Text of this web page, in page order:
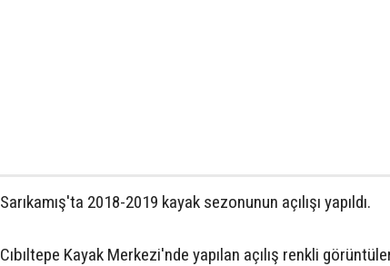
Sarıkamış'ta 2018-2019 kayak sezonunun açılışı yapıldı.
Cıbıltepe Kayak Merkezi'nde yapılan açılış renkli